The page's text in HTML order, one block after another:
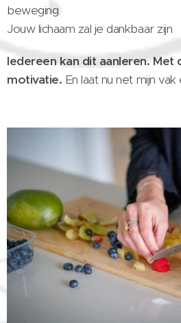
beweging.
Jouw lichaam zal je dankbaar
Iedereen kan dit aanleren. Met
motivatie. En laat nu net mijn